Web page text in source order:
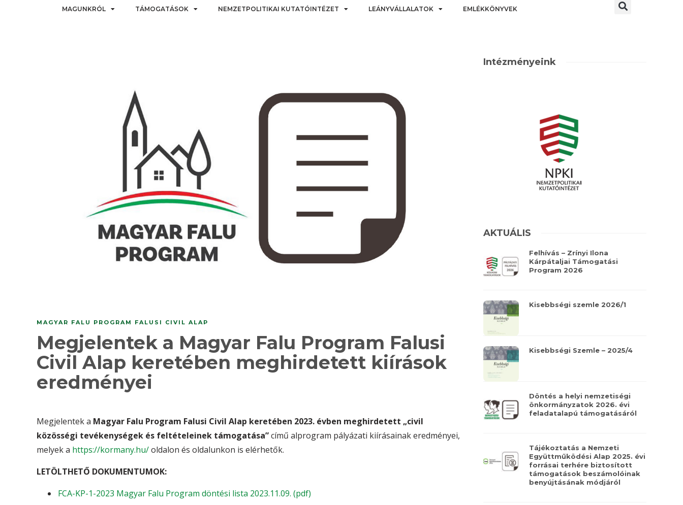
MAGUNKRÓL TÁMOGATÁSOK NEMZETPOLITIKAI KUTATÓINTÉZET LEÁNYVÁLLALATOK EMLÉKKÖNYVEK
MAGYAR FALU PROGRAM FALUSI CIVIL ALAP
Megjelentek a Magyar Falu Program Falusi
Civil Alap keretében meghirdetett kiírások
eredményei
Megjelentek a Magyar Falu Program Falusi Civil Alap keretében 2023. évben meghirdetett „civil
közösségi tevékenységek és feltételeinek támogatása”című alprogram pályázati kiírásainak eredményei,
melyek a https://kormany.hu/oldalon és oldalunkon is elérhetők.
LETÖLTHETŐ DOKUMENTUMOK:
FCA-KP-1-2023 Magyar Falu Program döntési lista 2023.11.09. (pdf)
Intézményeink
AKTUÁLIS
Felhívás – Zrínyi Ilona
Kárpátaljai Támogatási
Program 2026
Kisebbségi szemle 2026/1
Kisebbségi Szemle – 2025/4
Döntés a helyi nemzetiségi
önkormányzatok 2026. évi
feladatalapú támogatásáról
Tájékoztatás a Nemzeti
Együttműködési Alap 2025. évi
forrásai terhére biztosított
támogatások beszámolóinak
benyújtásának módjáról